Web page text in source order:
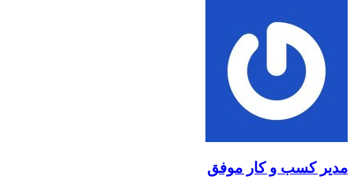
مدیر کسب و کار موفق